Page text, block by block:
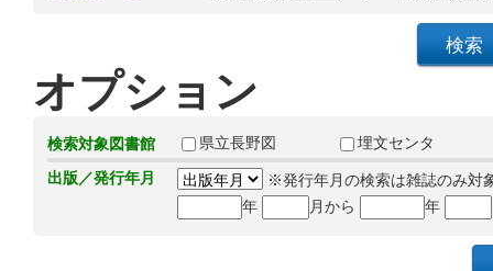
オプション
検索対象図書館 県立長野図
埋文センタ
出版／発行年月
※発行年月の検索は雑誌のみ対
年
月から 年